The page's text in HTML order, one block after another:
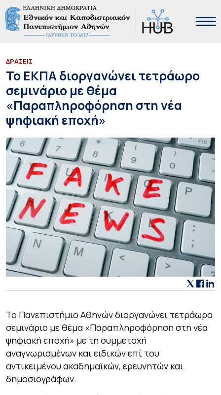
ΔΡΑΣΕΙΣ
Το ΕΚΠΑ διοργανώνει τετράωρο
σεμινάριο με θέμα
«Παραπληροφόρηση στη νέα
ψηφιακή εποχή»
Το Πανεπιστήμιο Αθηνών διοργανώνει τετράωρο
σεμινάριο με θέμα «Παραπληροφόρηση στη νέα
ψηφιακή εποχή» με τη συμμετοχή
αναγνωρισμένων και ειδικών επί του
αντικειμένου ακαδημαϊκών, ερευνητών και
δημοσιογράφων.